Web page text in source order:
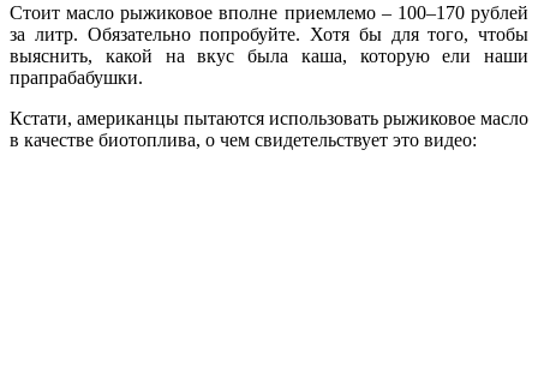
Стоит масло рыжиковое вполне приемлемо – 100–170 рублей
за литр. Обязательно попробуйте. Хотя бы для того, чтобы
выяснить, какой на вкус была каша, которую ели наши
прапрабабушки.
Кстати, американцы пытаются использовать рыжиковое масло
в качестве биотоплива, о чем свидетельствует это видео: